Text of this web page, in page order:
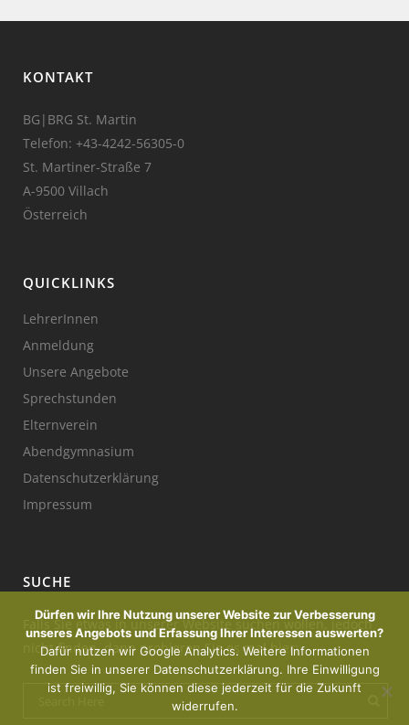
KONTAKT
BG|BRG St. Martin
Telefon: +43-4242-56305-0
St. Martiner-Straße 7
A-9500 Villach
Österreich
QUICKLINKS
LehrerInnen
Anmeldung
Unsere Angebote
Sprechstunden
Elternverein
Abendgymnasium
Datenschutzerklärung
Impressum
SUCHE
Falls Sie etwas in unserer Website suchen wollen, jedoch
nicht finden, dann probieren Sie es mal hier:
Dürfen wir Ihre Nutzung unserer Website zur Verbesserung
unseres Angebots und Erfassung Ihrer Interessen auswerten?
Dafür nutzen wir Google Analytics. Weitere Informationen
finden Sie in unserer Datenschutzerklärung. Ihre Einwilligung
ist freiwillig, Sie können diese jederzeit für die Zukunft
widerrufen.